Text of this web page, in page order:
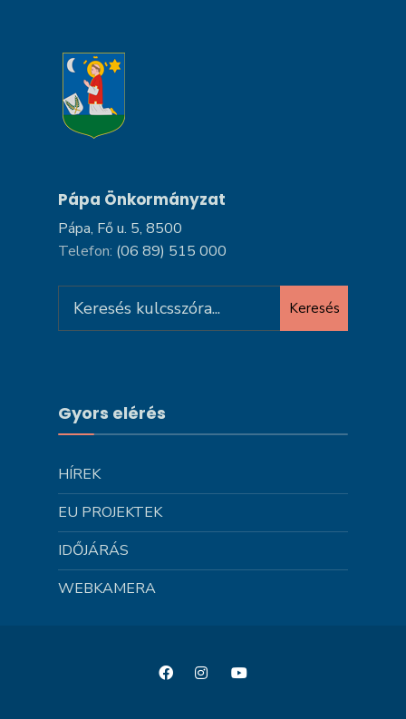
Pápa Önkormányzat
Pápa, Fő u. 5, 8500
Telefon: (06 89) 515 000
for:
Keresés
Gyors elérés
HÍREK
EU PROJEKTEK
IDŐJÁRÁS
WEBKAMERA